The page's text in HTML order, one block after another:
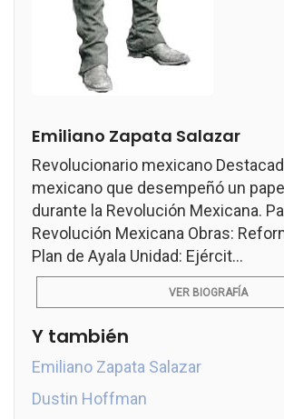
Emiliano Zapata Salazar
Revolucionario mexicano
mexicano que desempeñó un
durante la Revolución Mexicana.
Revolución Mexicana Obras:
Plan de Ayala Unidad: Ejércit...
VER BIOGRAFÍA
Y también
Emiliano Zapata Salazar
Dustin Hoffman